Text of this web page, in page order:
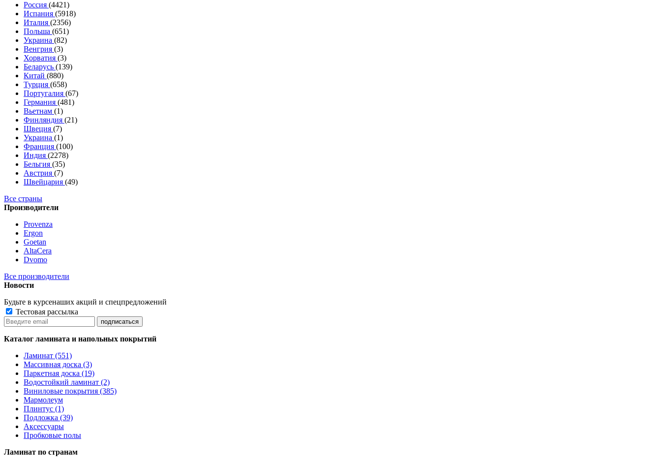
Россия (4421)
Испания (5918)
Италия (2356)
Польша (651)
Украина (82)
Венгрия (3)
Хорватия (3)
Беларусь (139)
Китай (880)
Турция (658)
Португалия (67)
Германия (481)
Вьетнам (1)
Финляндия (21)
Швеция (7)
Украина (1)
Франция (100)
Индия (2278)
Бельгия (35)
Австрия (7)
Швейцария (49)
Все страны
Производители
Provenza
Ergon
Goetan
AltaСera
Dvomo
Все производители
Новости
Будьте в курсенаших акций и спецпредложений
Тестовая рассылка
Каталог ламината и напольных покрытий
Ламинат (551)
Массивная доска (3)
Паркетная доска (19)
Водостойкий ламинат (2)
Виниловые покрытия (385)
Мармолеум
Плинтус (1)
Подложка (39)
Аксессуары
Пробковые полы
Ламинат по странам